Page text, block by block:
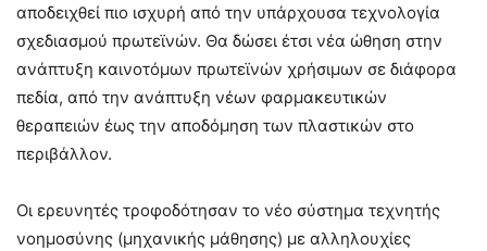
αποδειχθεί πιο ισχυρή από την υπάρχουσα τεχνολογία
σχεδιασμού πρωτεϊνών. Θα δώσει έτσι νέα ώθηση στην
ανάπτυξη καινοτόμων πρωτεϊνών χρήσιμων σε διάφορα
πεδία, από την ανάπτυξη νέων φαρμακευτικών
θεραπειών έως την αποδόμηση των πλαστικών στο
περιβάλλον.
Οι ερευνητές τροφοδότησαν το νέο σύστημα τεχνητής
νοημοσύνης (μηχανικής μάθησης) με αλληλουχίες